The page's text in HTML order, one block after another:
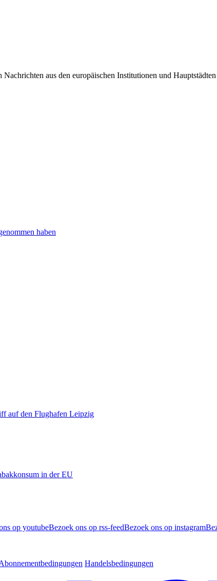
aus den europäischen Institutionen und
haben
auf den Flughafen Leipzig
in der EU
op youtubeBezoek ons op rss-feedBezoek ons op instagram
Handelsbedingungen